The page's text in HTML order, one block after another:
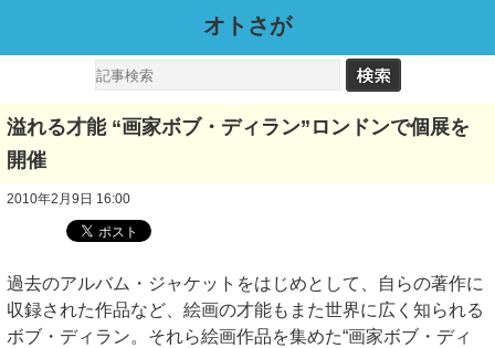
オトさが
溢れる才能 “画家ボブ・ディラン”ロンドンで個展を
開催
2010年2月9日 16:00
過去のアルバム・ジャケットをはじめとして、自らの著作に
収録された作品など、絵画の才能もまた世界に広く知られる
ボブ・ディラン。それら絵画作品を集めた“画家ボブ・ディ